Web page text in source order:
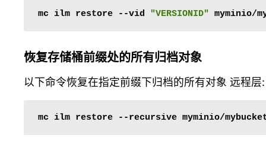
mc ilm restore --vid "VERSIONID"
恢复存储桶前缀处的所有归档对象
以下命令恢复在指定前缀下归档的所有对象 远程层:
mc ilm restore --recursive